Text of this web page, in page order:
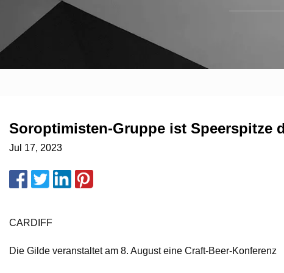
Soroptimisten-Gruppe ist Speerspitze
Jul 17, 2023
CARDIFF
Die Gilde veranstaltet am 8. August eine Craft-Beer-Konferenz